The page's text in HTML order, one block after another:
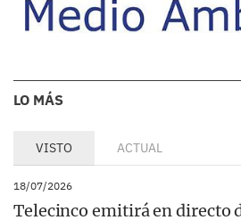
LO MÁS
VISTO ACTUAL
18/07/2026
Telecinco emitirá en directo